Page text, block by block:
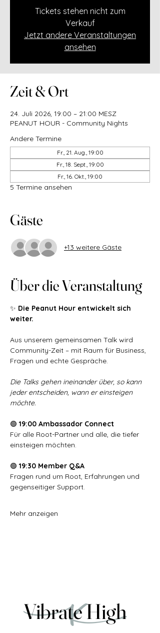
Tickets stehen nicht zum
Verkauf
Jetzt andere Veranstaltungen
ansehen
Zeit & Ort
24. Juli 2026, 19:00 – 21:00 MESZ
PEANUT HOUR - Community Nights
Andere Termine
Fr., 21. Aug., 19:00
Fr., 18. Sept., 19:00
Fr., 16. Okt., 19:00
5 Termine ansehen
Gäste
+13 weitere Gäste
Über die Veranstaltung
✨ Die Peanut Hour entwickelt sich
weiter.
Aus unserem gemeinsamen Talk wird
Community-Zeit – mit Raum für Business,
Fragen und echte Gespräche.
Die Talks gehen ineinander über, so kann
jeder entscheiden, wann er einsteigen
möchte.
🟢 19:00 Ambassador Connect
Für alle Root-Partner und alle, die tiefer
einsteigen möchten.
🟢 19:30 Member Q&A
Fragen rund um Root, Erfahrungen und
gegenseitiger Support.
Mehr anzeigen
Vibrate High
Vibrate High